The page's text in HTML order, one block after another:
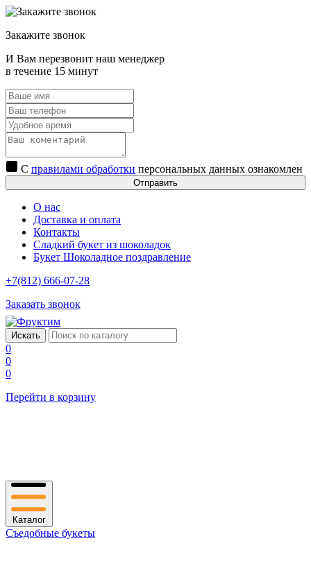
Закажите звонок
И Вам перезвонит наш менеджер
в течение 15 минут
С правилами обработки персональных данных ознакомлен
Отправить
О нас
Доставка и оплата
Контакты
Сладкий букет из шоколадок
Букет Шоколадное поздравление
+7(812) 666-07-28
Заказать звонок
0
0
0
Перейти в корзину
Каталог
Съедобные букеты